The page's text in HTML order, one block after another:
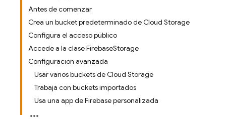
Antes de comenzar
Crea un bucket predeterminado de Cloud Storage
Configura el acceso público
Accede a la clase FirebaseStorage
Configuración avanzada
Usar varios buckets de Cloud Storage
Trabaja con buckets importados
Usa una app de Firebase personalizada